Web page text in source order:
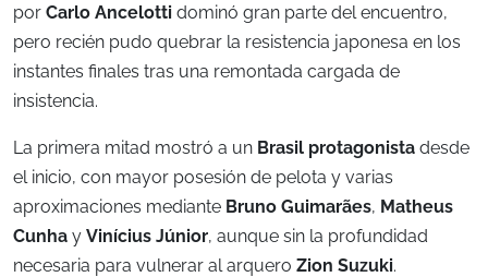
por Carlo Ancelotti dominó gran parte del encuentro,
pero recién pudo quebrar la resistencia japonesa en los
instantes finales tras una remontada cargada de
insistencia.
La primera mitad mostró a un Brasil protagonista desde
el inicio, con mayor posesión de pelota y varias
aproximaciones mediante Bruno Guimarães, Matheus
Cunha y Vinícius Júnior, aunque sin la profundidad
necesaria para vulnerar al arquero Zion Suzuki.